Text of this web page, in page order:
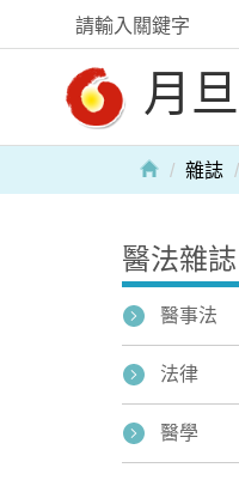
月
雜誌
醫法雜誌
醫事法
法律
醫學